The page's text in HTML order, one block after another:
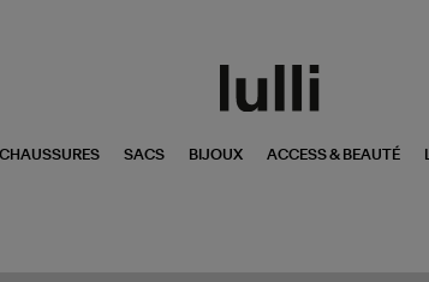
CHAUSSURES SACS BIJOUX ACCESS & BEAUTÉ